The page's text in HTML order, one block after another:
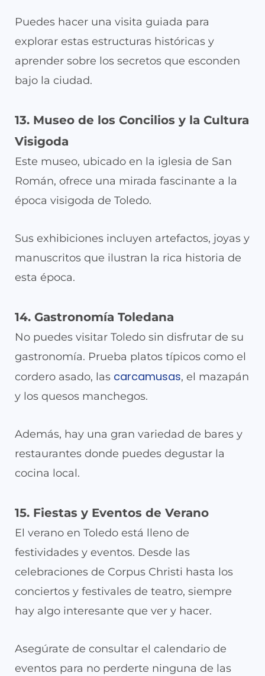
Puedes hacer una visita guiada para
explorar estas estructuras históricas y
aprender sobre los secretos que esconden
bajo la ciudad.
13. Museo de los Concilios y la Cultura
Visigoda
Este museo, ubicado en la iglesia de San
Román, ofrece una mirada fascinante a la
época visigoda de Toledo.
Sus exhibiciones incluyen artefactos, joyas y
manuscritos que ilustran la rica historia de
esta época.
14. Gastronomía Toledana
No puedes visitar Toledo sin disfrutar de su
gastronomía. Prueba platos típicos como el
cordero asado, las carcamusas, el mazapán
y los quesos manchegos.
Además, hay una gran variedad de bares y
restaurantes donde puedes degustar la
cocina local.
15. Fiestas y Eventos de Verano
El verano en Toledo está lleno de
festividades y eventos. Desde las
celebraciones de Corpus Christi hasta los
conciertos y festivales de teatro, siempre
hay algo interesante que ver y hacer.
Asegúrate de consultar el calendario de
eventos para no perderte ninguna de las